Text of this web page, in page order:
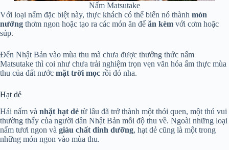
Nấm Matsutake
Với loại nấm đặc biệt này, thực khách có thể biến nó thành món
nướng thơm ngon hoặc tạo ra các món ăn để ăn kèm với cơm hoặc
súp.
Đến Nhật Bản vào mùa thu mà chưa được thưởng thức nấm
Matsutake thì coi như chưa trải nghiệm trọn vẹn văn hóa ẩm thực mùa
thu của đất nước mặt trời mọc rồi đó nha.
Hạt dẻ
Hái nấm và nhặt hạt dẻ từ lâu đã trở thành một thói quen, một thú vui
thường thấy của người dân Nhật Bản mỗi độ thu về. Ngoài những loại
nấm tươi ngon và giàu chất dinh dưỡng, hạt dẻ cũng là một trong
những món ngon vào mùa thu.